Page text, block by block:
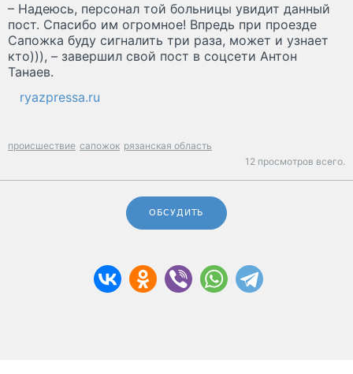
– Надеюсь, персонал той больницы увидит данный
пост. Спасибо им огромное! Впредь при проезде
Сапожка буду сигналить три раза, может и узнает
кто))), – завершил свой пост в соцсети Антон
Танаев.
ryazpressa.ru
происшествие сапожок рязанская область
12 просмотров всего.
ОБСУДИТЬ